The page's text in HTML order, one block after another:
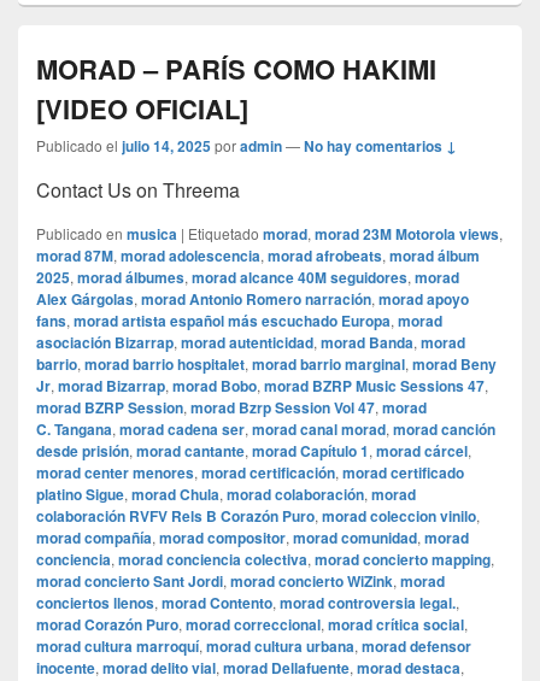
MORAD – PARÍS COMO HAKIMI
[VIDEO OFICIAL]
Publicado el julio 14, 2025poradmin—No hay comentarios ↓
Contact Us on Threema
Publicado en musica | Etiquetado morad, morad 23M Motorola views,
morad 87M, morad adolescencia, morad afrobeats, morad álbum
2025, morad álbumes, morad alcance 40M seguidores, morad
Alex Gárgolas, morad Antonio Romero narración, morad apoyo
fans, morad artista español más escuchado Europa, morad
asociación Bizarrap, morad autenticidad, morad Banda, morad
barrio, morad barrio hospitalet, morad barrio marginal, morad Beny
Jr, morad Bizarrap, morad Bobo, morad BZRP Music Sessions 47,
morad BZRP Session, morad Bzrp Session Vol 47, morad
C. Tangana, morad cadena ser, morad canal morad, morad canción
desde prisión, morad cantante, morad Capítulo 1, morad cárcel,
morad center menores, morad certificación, morad certificado
platino Sigue, morad Chula, morad colaboración, morad
colaboración RVFV Rels B Corazón Puro, morad coleccion vinilo,
morad compañía, morad compositor, morad comunidad, morad
conciencia, morad conciencia colectiva, morad concierto mapping,
morad concierto Sant Jordi, morad concierto WiZink, morad
conciertos llenos, morad Contento, morad controversia legal.,
morad Corazón Puro, morad correccional, morad crítica social,
morad cultura marroquí, morad cultura urbana, morad defensor
inocente, morad delito vial, morad Dellafuente, morad destaca,